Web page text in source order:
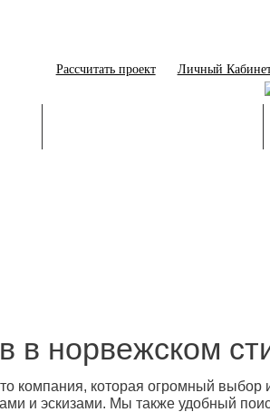
Рассчитать проект
Личный
в норвежском
компания, которая огромный выбор
и эскизами. Мы также удобный